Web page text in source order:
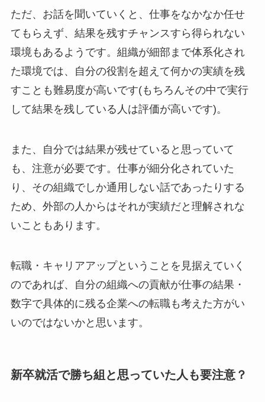
ただ、お話を聞いていくと、仕事をなかなか任せ
てもらえず、結果を残すチャンスすら得られない
環境もあるようです。組織が細部まで体系化され
た環境では、自分の役割を超えて何かの実績を残
すことも難易度が高いです(もちろんその中で実行
して結果を残している人は評価が高いです)。
また、自分では結果が残せていると思っていて
も、注意が必要です。仕事が細分化されていた
り、その組織でしか通用しない話であったりする
ため、外部の人からはそれが実績だと理解されな
いこともあります。
転職・キャリアアップということを見据えていく
のであれば、自分の組織への貢献が仕事の結果・
数字で具体的に残る企業への転職も考えた方がい
いのではないかと思います。
新卒就活で勝ち組と思っていた人も要注意？